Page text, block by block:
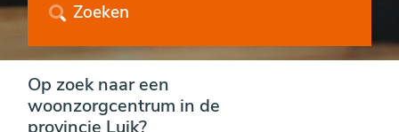
Zoeken
Op zoek naar een
woonzorgcentrum in de
provincie Luik?